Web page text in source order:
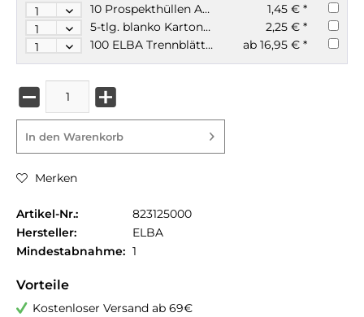
10 Prospekthüllen A4 genarbt 50my Q-CONNECT
1,45 € *
5-tlg. blanko Karton Register A4, blauer Engel
2,25 € *
100 ELBA Trennblätter 200g mit Perforation A4
ab 16,95 € *
In den Warenkorb
Merken
Artikel-Nr.:
823125000
Hersteller:
ELBA
Mindestabnahme: 1
Vorteile
Kostenloser Versand ab 69€